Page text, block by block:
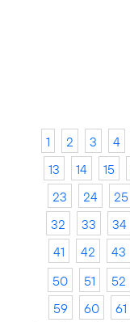
1 2 3 4
13
14 15
23
24 25
32
33 34
41
42 43
50
51 52
59
60 61